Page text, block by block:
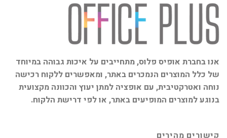
אנו בחברת אופיס פלוס, מתחייבים על איכות גבוהה במיוחד
של כלל המוצרים הנמכרים באתר, ומאפשרים ללקוח רכישה
נוחה ואטרקטיבית, עם אופציה למתן יעוץ והכוונה מקצועית
בנוגע למוצרים המופיעים באתר, או לפי דרישת הלקוח.
קישורים מהירים